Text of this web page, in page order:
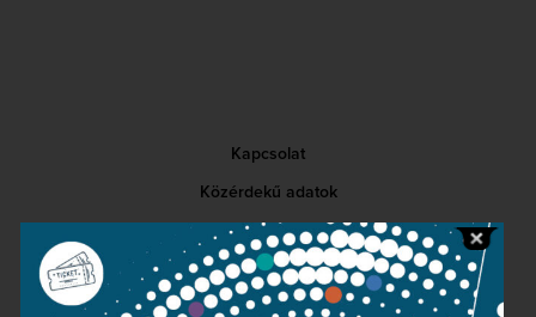
Kapcsolat
Közérdekű adatok
Sajtószoba
Adatvédelem
Impresszum